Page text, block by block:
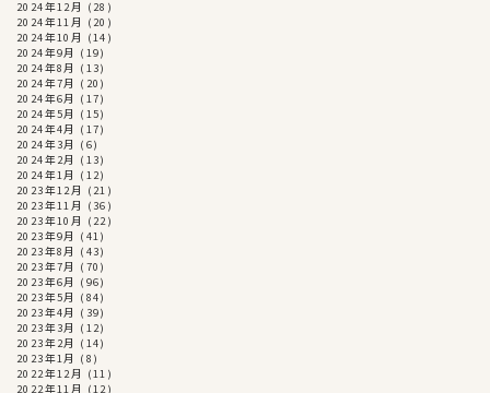
2024年12月 (28)
2024年11月 (20)
2024年10月 (14)
2024年9月 (19)
2024年8月 (13)
2024年7月 (20)
2024年6月 (17)
2024年5月 (15)
2024年4月 (17)
2024年3月 (6)
2024年2月 (13)
2024年1月 (12)
2023年12月 (21)
2023年11月 (36)
2023年10月 (22)
2023年9月 (41)
2023年8月 (43)
2023年7月 (70)
2023年6月 (96)
2023年5月 (84)
2023年4月 (39)
2023年3月 (12)
2023年2月 (14)
2023年1月 (8)
2022年12月 (11)
2022年11月 (12)